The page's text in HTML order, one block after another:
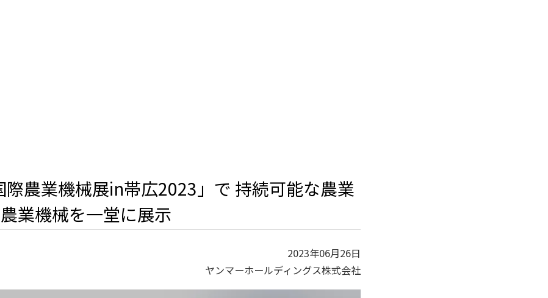
際農業機械展in帯広2023」で 持続可能な農業
業機械を一堂に展示
2023年06月26日
ヤンマーホールディングス株式会社